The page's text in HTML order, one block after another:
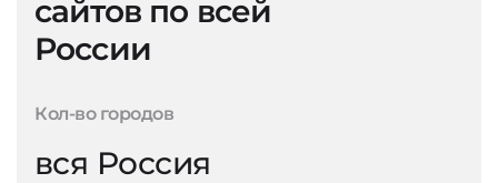
сайтов по всей
России
Кол-во городов
вся Россия